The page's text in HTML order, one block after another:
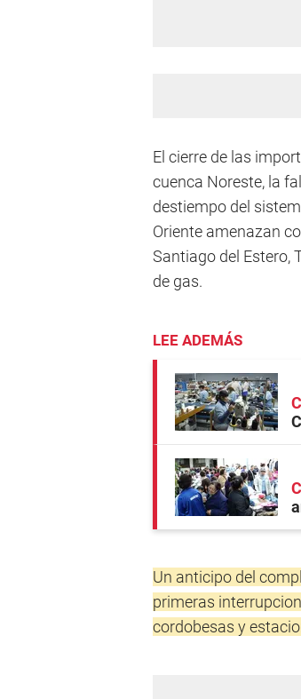
El cierre de las
cuenca Noreste, la
destiempo del
Oriente amenazan
Santiago del Estero,
de gas.
LEE ADEMÁS
Un anticipo del
primeras
cordobesas y